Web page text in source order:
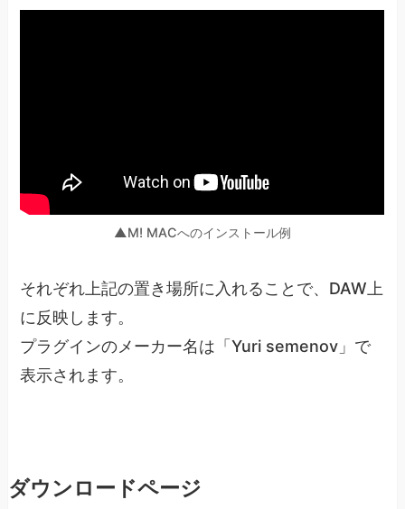
▲M! MACへのインストール例
それぞれ上記の置き場所に入れることで、DAW上
に反映します。
プラグインのメーカー名は「Yuri semenov」で
表示されます。
ダウンロードページ